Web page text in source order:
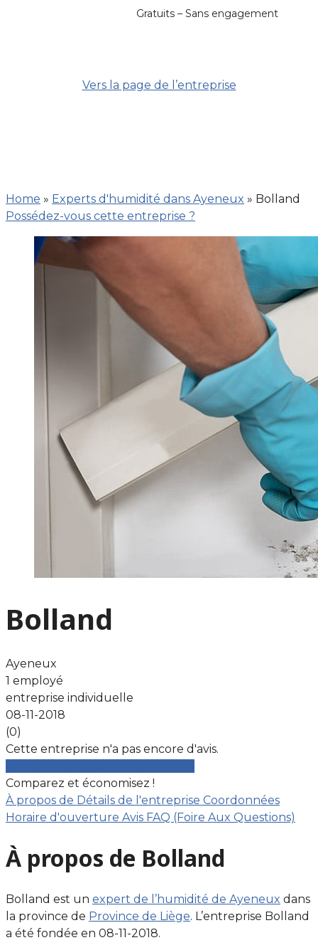
Gratuits – Sans engagement
Vers la page de l’entreprise
Home » Experts d'humidité dans Ayeneux » Bolland
Possédez-vous cette entreprise ?
Bolland
Ayeneux
1 employé
entreprise individuelle
08-11-2018
(0)
Cette entreprise n'a pas encore d'avis.
Comparez et économisez !
À propos de Détails de l'entreprise Coordonnées
Horaire d'ouverture Avis FAQ (Foire Aux Questions)
À propos de Bolland
Bolland est un expert de l’humidité de Ayeneux dans
la province de Province de Liège. L’entreprise Bolland
a été fondée en 08-11-2018.